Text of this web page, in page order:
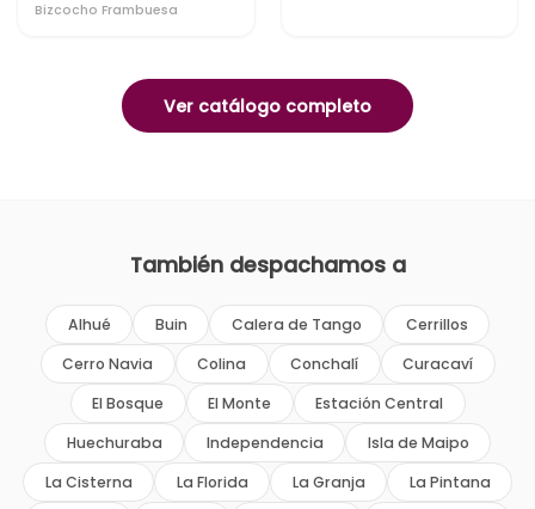
Bizcocho Frambuesa
Ver catálogo completo
También despachamos a
Alhué Buin Calera de Tango
Cerrillos
Cerro Navia
Colina Conchalí
Curacaví
El Bosque
El Monte
Estación Central
Huechuraba
Independencia
Isla de Maipo
La Cisterna
La Florida La Granja La Pintana